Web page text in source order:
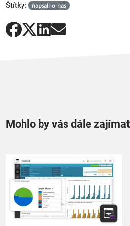
Štítky: napsali-o-nas
Mohlo by vás dále zajímat